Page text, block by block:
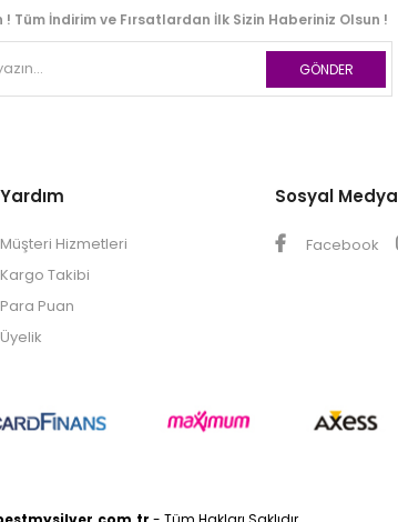
! Tüm İndirim ve Fırsatlardan İlk Sizin Haberiniz Olsun !
GÖNDER
Yardım
Müşteri Hizmetleri
Kargo Takibi
Para Puan
Üyelik
Sosyal Medya
Facebook